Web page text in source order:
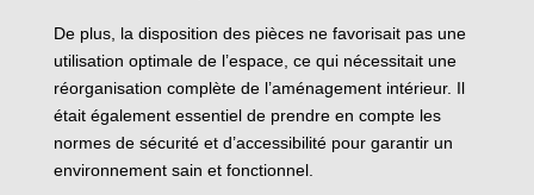
De plus, la disposition des pièces ne favorisait pas une
utilisation optimale de l’espace, ce qui nécessitait une
réorganisation complète de l’aménagement intérieur. Il
était également essentiel de prendre en compte les
normes de sécurité et d’accessibilité pour garantir un
environnement sain et fonctionnel.